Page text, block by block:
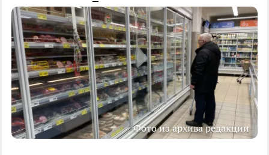
Фото из архива редакции